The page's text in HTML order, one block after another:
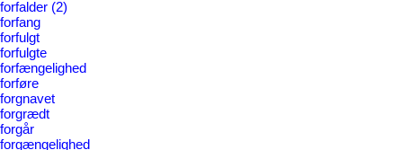
forfalder (2)
forfang
forfulgt
forfulgte
forfængelighed
forføre
forgnavet
forgrædt
forgår
forgængelighed